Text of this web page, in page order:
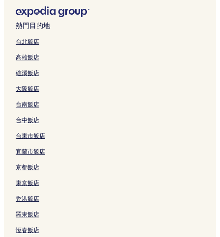
松樹門湧泉公園附近的飯店
宜蘭三清宮附近的飯店
蠟藝彩繪館附近的飯店
羅東飯店
羅東車站附近的飯店
宜蘭觀光工廠附近的飯店
冬山飯店
羅莊櫻花步道附近的飯店
蘇澳新站附近的飯店
仁山植物園附近的飯店
冬山河生態綠舟附近的飯店
冬山老街附近的飯店
羅東自然教育中心附近的飯店
熱門目的地
台北飯店
高雄飯店
礁溪飯店
大阪飯店
台南飯店
台中飯店
台東市飯店
宜蘭市飯店
京都飯店
東京飯店
香港飯店
羅東飯店
恆春飯店